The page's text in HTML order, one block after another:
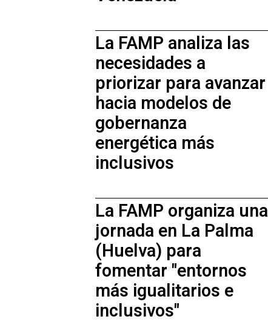
La FAMP analiza las
necesidades a
priorizar para avanzar
hacia modelos de
gobernanza
energética más
inclusivos
La FAMP organiza una
jornada en La Palma
(Huelva) para
fomentar "entornos
más igualitarios e
inclusivos"